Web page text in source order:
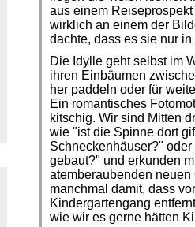
aus einem
wirklich an einem der
dachte, dass es sie nur
Die Idylle geht selbst im
ihren Einbäumen
her paddeln oder für
Ein romantisches
kitschig. Wir sind Mitten
wie "ist die Spinne dort
Schneckenhäuser?"
gebaut?" und erkunden
atemberaubenden
manchmal damit, dass
Kindergartengang
wie wir es gerne hätten